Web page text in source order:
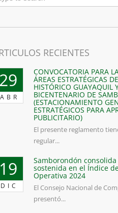
RECIENTES
29
ABR
CONVOCATORIA PARA
ÁREAS ESTRATÉGICAS
HISTÓRICO GUAYAQUIL
BICENTENARIO DE
(ESTACIONAMIENTO
ESTRATÉGICOS PARA
PUBLICITARIO)
El presente reglamento
regular...
19
DIC
Samborondón
sostenida en el Índice
Operativa 2024
El Consejo Nacional de
presentó...